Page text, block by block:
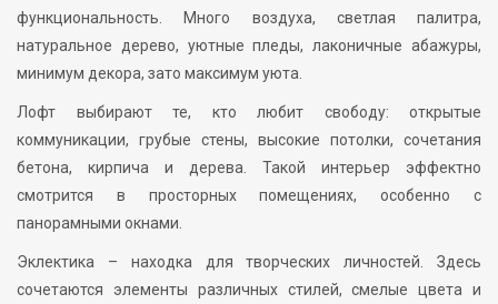
функциональность. Много воздуха, светлая палитра,
натуральное дерево, уютные пледы, лаконичные абажуры,
минимум декора, зато максимум уюта.
Лофт выбирают те, кто любит свободу: открытые
коммуникации, грубые стены, высокие потолки, сочетания
бетона, кирпича и дерева. Такой интерьер эффектно
смотрится в просторных помещениях, особенно с
панорамными окнами.
Эклектика – находка для творческих личностей. Здесь
сочетаются элементы различных стилей, смелые цвета и